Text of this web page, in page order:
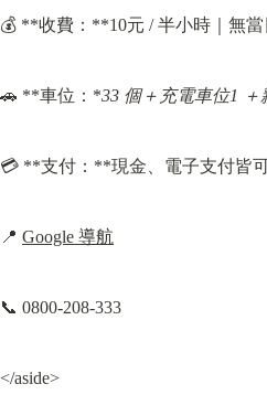
💰 **收費：**10元 / 半小時｜無當
🚗 **車位：*33 個＋充電車位1 ＋
💳 **支付：**現金、電子支付皆
📍 Google 導航
📞 0800-208-333
</aside>